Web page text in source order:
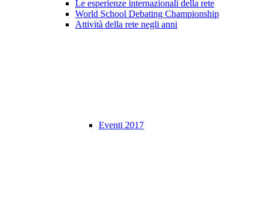
Le esperienze internazionali della rete
World School Debating Championship
Attività della rete negli anni
Eventi 2017